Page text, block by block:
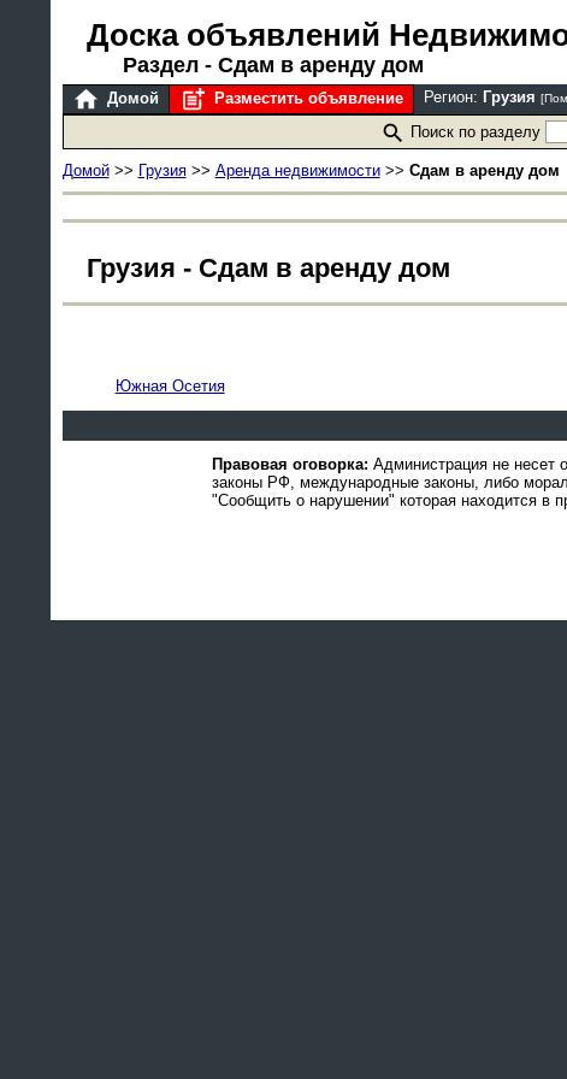
Доска объявлений
Раздел - Сдам в аренду дом
Домой Разместить объявление Регион: Грузия
Поиск по разделу
Домой>> Грузия>> Аренда недвижимости>> Сдам в аренду дом
Грузия - Сдам в аренду дом
Южная Осетия
Правовая оговорка: Администрация не несет
законы РФ, международные законы, либо
"Сообщить о нарушении" которая находится в